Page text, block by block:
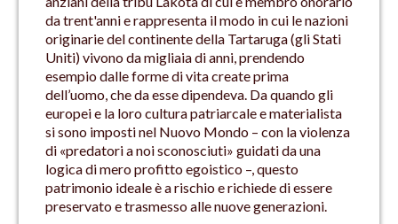
da trent'anni e rappresenta il modo in cui le nazioni
originarie del continente della Tartaruga (gli Stati
Uniti) vivono da migliaia di anni, prendendo
esempio dalle forme di vita create prima
dell’uomo, che da esse dipendeva. Da quando gli
europei e la loro cultura patriarcale e materialista
si sono imposti nel Nuovo Mondo – con la violenza
di «predatori a noi sconosciuti» guidati da una
logica di mero profitto egoistico –, questo
patrimonio ideale è a rischio e richiede di essere
preservato e trasmesso alle nuove generazioni.